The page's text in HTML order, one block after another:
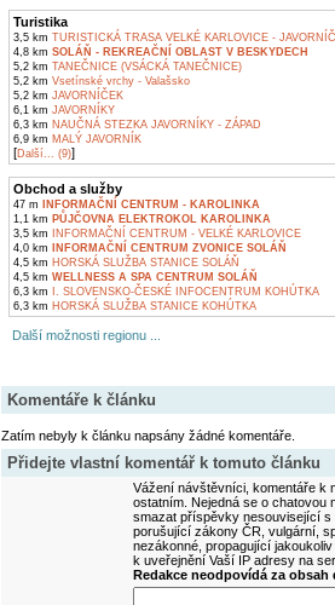
Turistika
3,5 km TURISTICKÁ TRASA VELKÉ KARLOVICE -
4,8 km SOLÁŇ - REKREAČNÍ OBLAST V BESKYDECH
5,2 km TANEČNICE (VSÁCKÁ TANEČNICE)
5,2 km Vsetínské vrchy - Valašsko
5,2 km JAVORNÍČEK
6,1 km JAVORNÍKY
6,3 km NAUČNÁ STEZKA JAVORNÍKY - ZÁPAD
6,9 km MALÝ JAVORNÍK
[Další... (9)]
Obchod a služby
47 m
INFORMAČNÍ CENTRUM - KAROLINKA
1,1 km PŮJČOVNA ELEKTROKOL KAROLINKA
3,5 km INFORMAČNÍ CENTRUM - VELKÉ KARLOVICE
4,0 km
INFORMAČNÍ CENTRUM ZVONICE SOLÁŇ
4,5 km HORSKÁ SLUŽBA STANICE SOLÁŇ
4,5 km WELLNESS A SPA CENTRUM SOLÁŇ
6,3 km I. SLOVENSKO-ČESKÉ INFOCENTRUM KOHÚTKA
6,3 km HORSKÁ SLUŽBA STANICE KOHÚTKA
Další možnosti regionu ...
Komentáře k článku
Zatím nebyly k článku napsány žádné komentáře.
Přidejte vlastní komentář k tomuto článku
Vážení návštěvníci, komentáře k
ostatním. Nejedná se o
smazat příspěvky nesouvisející
porušující zákony ČR, vulgární,
nezákonné, propagující
k uveřejnění Vaší IP adresy na
Redakce neodpovídá za